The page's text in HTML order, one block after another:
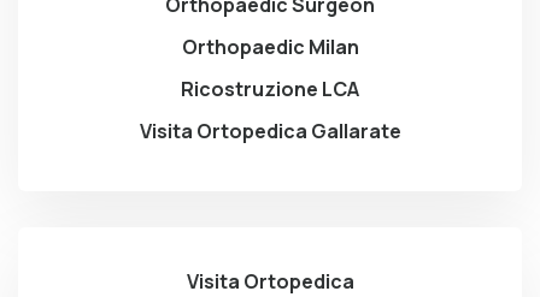
Orthopaedic Milan
Ricostruzione LCA
Visita Ortopedica Gallarate
Visita Ortopedica